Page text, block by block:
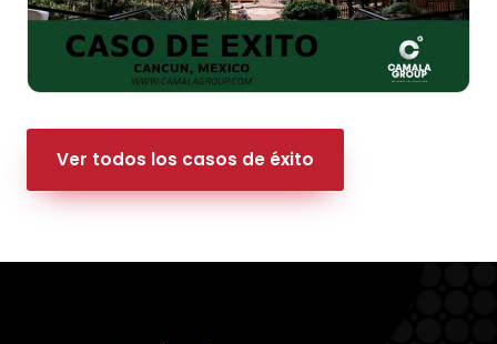
Ver todos los casos de éxito